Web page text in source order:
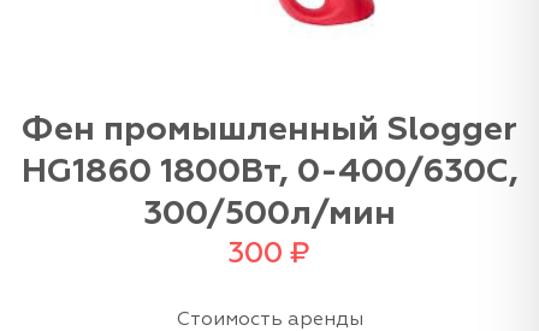
Фен промышленный Slogger
HG1860 1800Вт, 0-400/630С,
300/500л/мин
300 ₽
Стоимость аренды